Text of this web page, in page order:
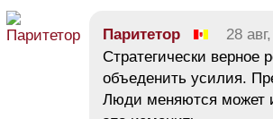
Паритетор 28
Стратегически верное
объеденить усилия.
Люди меняются может